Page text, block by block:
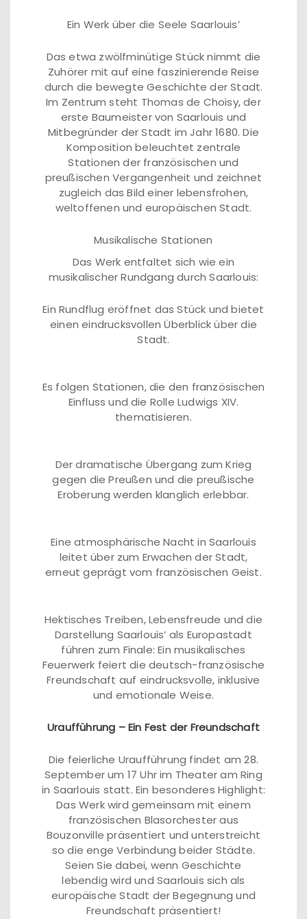
Ein Werk über die Seele Saarlouis’
Das etwa zwölfminütige Stück nimmt die
Zuhörer mit auf eine faszinierende Reise
durch die bewegte Geschichte der Stadt.
Im Zentrum steht Thomas de Choisy, der
erste Baumeister von Saarlouis und
Mitbegründer der Stadt im Jahr 1680. Die
Komposition beleuchtet zentrale
Stationen der französischen und
preußischen Vergangenheit und zeichnet
zugleich das Bild einer lebensfrohen,
weltoffenen und europäischen Stadt.
Musikalische Stationen
Das Werk entfaltet sich wie ein
musikalischer Rundgang durch Saarlouis:
Ein Rundflug eröffnet das Stück und bietet
einen eindrucksvollen Überblick über die
Stadt.
Es folgen Stationen, die den französischen
Einfluss und die Rolle Ludwigs XIV.
thematisieren.
Der dramatische Übergang zum Krieg
gegen die Preußen und die preußische
Eroberung werden klanglich erlebbar.
Eine atmosphärische Nacht in Saarlouis
leitet über zum Erwachen der Stadt,
erneut geprägt vom französischen Geist.
Hektisches Treiben, Lebensfreude und die
Darstellung Saarlouis’ als Europastadt
führen zum Finale: Ein musikalisches
Feuerwerk feiert die deutsch-französische
Freundschaft auf eindrucksvolle, inklusive
und emotionale Weise.
Uraufführung – Ein Fest der Freundschaft
Die feierliche Uraufführung findet am 28.
September um 17 Uhr im Theater am Ring
in Saarlouis statt. Ein besonderes Highlight:
Das Werk wird gemeinsam mit einem
französischen Blasorchester aus
Bouzonville präsentiert und unterstreicht
so die enge Verbindung beider Städte.
Seien Sie dabei, wenn Geschichte
lebendig wird und Saarlouis sich als
europäische Stadt der Begegnung und
Freundschaft präsentiert!